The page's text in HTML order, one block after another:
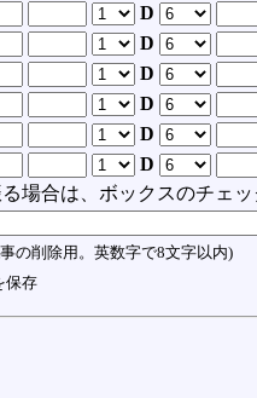
D
D
D
D
D
D
場合は、ボックスのチェッ
の削除用。英数字で8文字以内)
保存